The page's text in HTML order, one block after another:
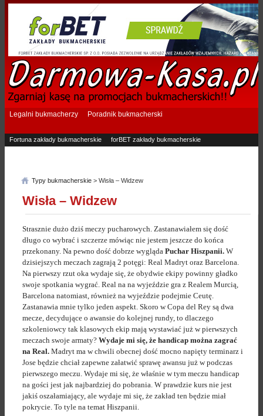
Legalni bukmacherzy Poradnik bukmacherski
Fortuna zakłady bukmacherskie
forBET zakłady bukmacherskie
Typy bukmacherskie > Wisła – Widzew
Wisła – Widzew
Strasznie dużo dziś meczy pucharowych. Zastanawiałem się dość
długo co wybrać i szczerze mówiąc nie jestem jeszcze do końca
przekonany. Na pewno dość dobrze wygląda Puchar Hiszpanii. W
dzisiejszych meczach zagrają 2 potęgi: Real Madryt oraz Barcelona.
Na pierwszy rzut oka wydaje się, że obydwie ekipy powinny gładko
swoje spotkania wygrać. Real na na wyjeździe gra z Realem Murcią,
Barcelona natomiast, również na wyjeździe podejmie Ceutę.
Zastanawia mnie tylko jeden aspekt. Skoro w Copa del Rey są dwa
mecze, decydujące o awansie do kolejnej rundy, to dlaczego
szkoleniowcy tak klasowych ekip mają wystawiać już w pierwszych
meczach swoje armaty? Wydaje mi się, że handicap można zagrać
na Real. Madryt ma w chwili obecnej dość mocno napięty terminarz i
Jose będzie chciał zapewne załatwić sprawę awansu już w podczas
pierwszego meczu. Wydaje mi się, że właśnie w tym meczu handicap
na gości jest jak najbardziej do pobrania. W prawdzie kurs nie jest
jakiś oszałamiający, ale wydaje mi się, że zakład ten będzie miał
pokrycie. To tyle na temat Hiszpanii.